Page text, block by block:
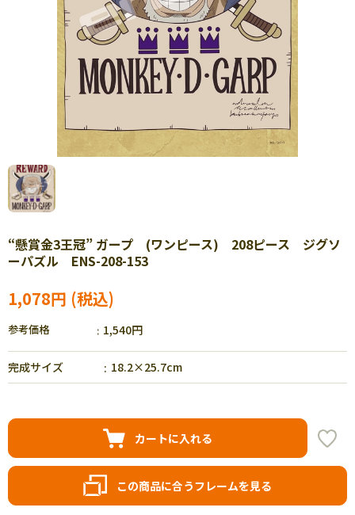
“懸賞金3王冠” ガープ (ワンピース) 208ピース ジグソ
ーパズル ENS-208-153
1,078円
参考価格 1,540円
完成サイズ 18.2×25.7cm
カートに入れる
この商品に合うフレームを見る